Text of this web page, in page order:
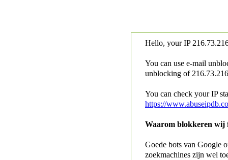
Hello, your IP
You can use e-mail
unblocking of
You can check your IP
https://
Waarom blokkeren wij
Goede bots van Google
zoekmachines zijn wel